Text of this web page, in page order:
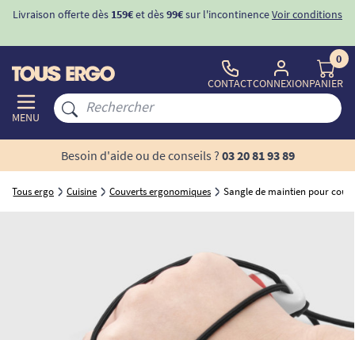
Livraison offerte dès 159€et dès99€sur l'incontinenceVoir conditions
MENU
CONTACTCONNEXION
0
PANIER
Besoin d'aide ou de conseils ? 03 20 81 93 89
Tous ergo Cuisine Couverts ergonomiques Sangle de maintien pour